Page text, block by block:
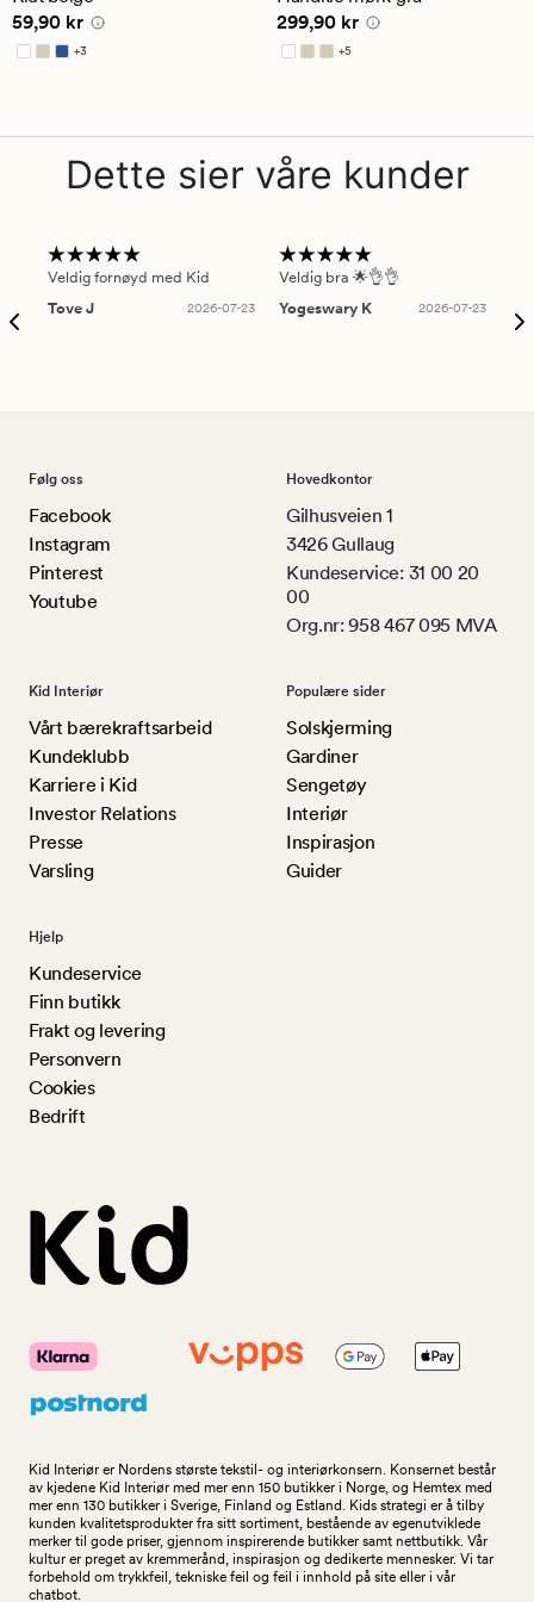
vurdering
på
4.5
Pris 59,90 kr
59,90 kr
+3
Tilgjengelig i flere farger
vurdering
på
4.5
Pris 299,90 kr
299,90 kr
+5
Tilgjengelig i flere farger
Dette sier våre kunder
Veldig fornøyd med Kid
Tove J
2026-07-23
Veldig bra 🌟👌👌
Yogeswary K
2026-07-23
Følg oss
Facebook
Instagram
Pinterest
Youtube
Hovedkontor
Gilhusveien 1
3426 Gullaug
Kundeservice: 31 00 20
00
Org.nr: 958 467 095 MVA
Kid Interiør
Vårt bærekraftsarbeid
Kundeklubb
Karriere i Kid
Investor Relations
Presse
Varsling
Populære sider
Solskjerming
Gardiner
Sengetøy
Interiør
Inspirasjon
Guider
Hjelp
Kundeservice
Finn butikk
Frakt og levering
Personvern
Cookies
Bedrift
Kid Interiør er Nordens største tekstil- og interiørkonsern. Konsernet består
av kjedene Kid Interiør med mer enn 150 butikker i Norge, og Hemtex med
mer enn 130 butikker i Sverige, Finland og Estland. Kids strategi er å tilby
kunden kvalitetsprodukter fra sitt sortiment, bestående av egenutviklede
merker til gode priser, gjennom inspirerende butikker samt nettbutikk. Vår
kultur er preget av kremmerånd, inspirasjon og dedikerte mennesker. Vi tar
forbehold om trykkfeil, tekniske feil og feil i innhold på site eller i vår
chatbot.